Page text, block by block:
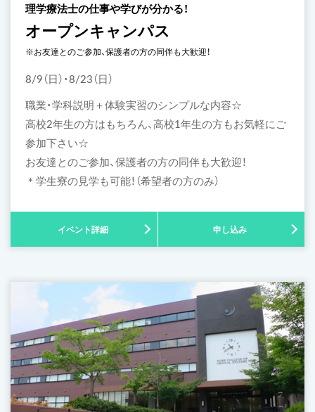
理学療法士の仕事や学びが分かる！
オープンキャンパス
※お友達とのご参加、保護者の方の同伴も大歓迎！
8/9（日）・8/23（日）
職業・学科説明＋体験実習のシンプルな内容☆
高校2年生の方はもちろん、高校1年生の方もお気軽にご
参加下さい☆
お友達とのご参加、保護者の方の同伴も大歓迎！
＊学生寮の見学も可能！（希望者の方のみ）
イベント詳細 申し込み